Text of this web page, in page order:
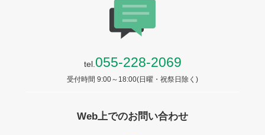
tel. 055-228-2069
受付時間 9:00～18:00(日曜・祝祭日除く)
Web上でのお問い合わせ